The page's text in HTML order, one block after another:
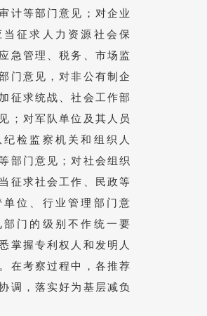
计等部门意见；对企业
征求人力资源社会保
急管理、税务、市场监
门意见，对非公有制企
征求统战、社会工作部
；对军队单位及其人员
检监察机关和组织人
部门意见；对社会组织
征求社会工作、民政等
位、行业管理部门意
部门的级别不作统一要
掌握专利权人和发明人
在考察过程中，各推荐
调，落实好为基层减负